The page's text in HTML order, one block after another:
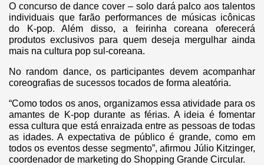
O concurso de dance cover – solo dará palco aos talentos
individuais que farão performances de músicas icônicas
do K-pop. Além disso, a feirinha coreana oferecerá
produtos exclusivos para quem deseja mergulhar ainda
mais na cultura pop sul-coreana.
No random dance, os participantes devem acompanhar
coreografias de sucessos tocados de forma aleatória.
“Como todos os anos, organizamos essa atividade para os
amantes de K-pop durante as férias. A ideia é fomentar
essa cultura que está enraizada entre as pessoas de todas
as idades. A expectativa de público é grande, como em
todos os eventos desse segmento”, afirmou Júlio Kitzinger,
coordenador de marketing do Shopping Grande Circular.